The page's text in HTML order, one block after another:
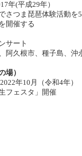
(平成29年）
ま琵琶体験活動を5
催する
ート
市、種子島、沖永
場）
年10月（令和4年
ェスタ」開催